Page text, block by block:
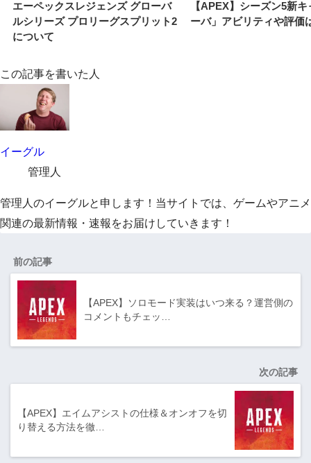
エーペックスレジェンズ グローバ
ルシリーズ プロリーグスプリット2
について
【APEX】シーズン5新
ーバ」アビリティや評価
この記事を書いた人
イーグル
管理人
管理人のイーグルと申します！当サイトでは、ゲームやアニメ
関連の最新情報・速報をお届けしていきます！
前の記事
【APEX】ソロモード実装はいつ来る？運営側の
コメントもチェッ…
次の記事
【APEX】エイムアシストの仕様＆オンオフを切
り替える方法を徹…